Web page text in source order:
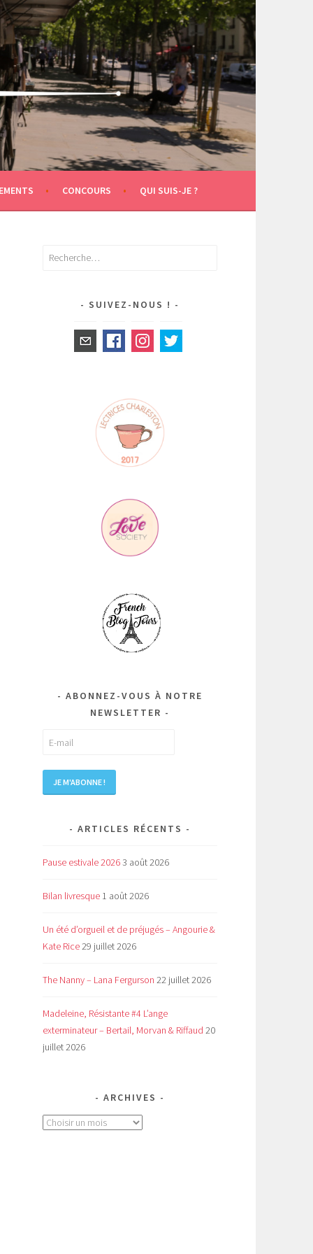
CONCOURS QUI SUIS-JE ?
Rechercher :
SUIVEZ-NOUS !
ABONNEZ-VOUS À NOTRE
NEWSLETTER
ARTICLES RÉCENTS
Pause estivale 20263 août 2026
Bilan livresque 1 août 2026
Un été d’orgueil et de préjugés – Angourie &
Kate Rice29 juillet 2026
The Nanny – Lana Fergurson 22 juillet 2026
Madeleine, Résistante #4 L’ange
exterminateur – Bertail, Morvan & Riffaud 20
juillet 2026
ARCHIVES
Archives